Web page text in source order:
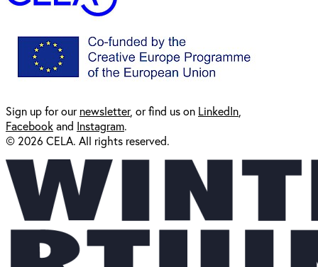
Sign up for ournewsletter, or find us on LinkedIn
Facebookand Instagram.
© 2026 CELA. All rights reserved.